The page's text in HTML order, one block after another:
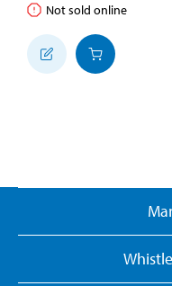
Not sold online